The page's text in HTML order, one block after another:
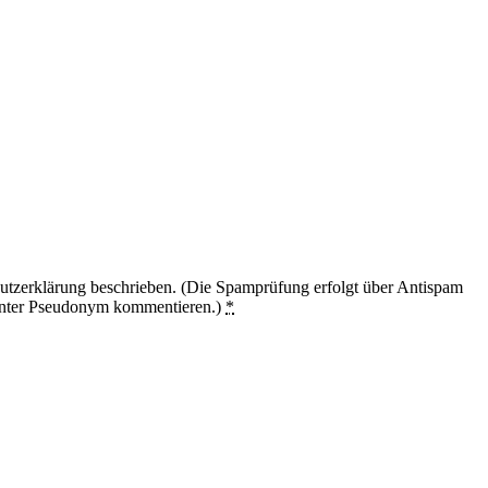
beschrieben. (Die Spamprüfung erfolgt über Antispam
Pseudonym kommentieren.) *